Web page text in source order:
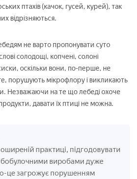
птахів (качок, гусей, курей), так
відрізняються.
не варто пропонувати суто
солодощі, копчені, солоні
оскільки вони, по-перше, не
порушують мікрофлору і викликають
Незважаючи на те що лебеді охоче
давати їх птиці не можна.
практиці, підгодовувати
виробами дуже
це загрожує порушенням